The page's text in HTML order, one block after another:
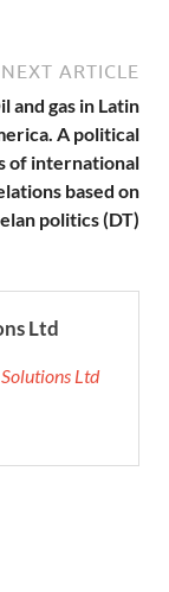
NEXT ARTICLE
and gas in Latin
A political
of international
based on
politics (DT)
Ltd
Ltd